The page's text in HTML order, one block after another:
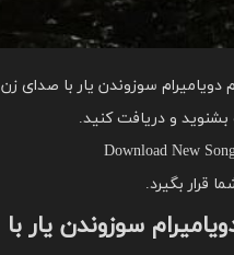
سوزوندن یار با صدای زن
بشنوید و دریافت کنید.
Download New
قرار بگیرد.
سوزوندن یار با